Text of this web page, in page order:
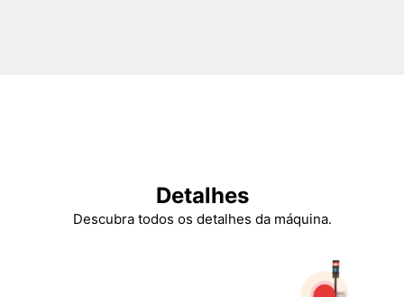
Detalhes
Descubra todos os detalhes da máquina.